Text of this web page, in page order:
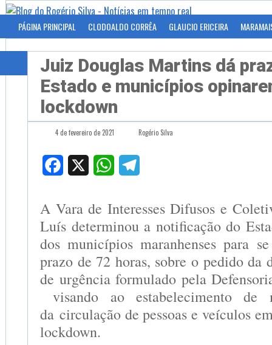
PÁGINA PRINCIPAL CLODOALDO CORRÊA GLAUCIO ERICEIRA
Juiz Douglas Martins dá
Estado e municípios
lockdown
4 de fevereiro de 2021 Rogério Silva
Facebook WhatsApp
A Vara de Interesses Difusos e
Luís determinou a notificação do
dos municípios maranhenses para
prazo de 72 horas, sobre o pedido da
de urgência formulado pela
visando ao estabelecimento de
da circulação de pessoas e veículos
lockdown.